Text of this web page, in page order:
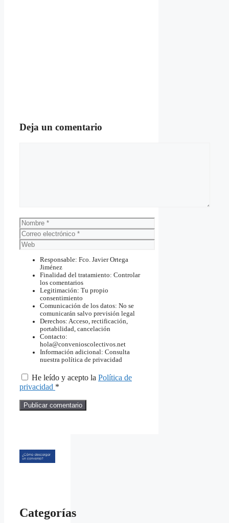
Deja un comentario
Nombre
Correo
electrónico
Web
Responsable: Fco. Javier Ortega
Jiménez
Finalidad del tratamiento: Controlar
los comentarios
Legitimación: Tu propio
consentimiento
Comunicación de los datos: No se
comunicarán salvo previsión legal
Derechos: Acceso, rectificación,
portabilidad, cancelación
Contacto:
hola@convenioscolectivos.net
Información adicional: Consulta
nuestra política de privacidad
He leído y acepto la Política de
privacidad *
Categorías